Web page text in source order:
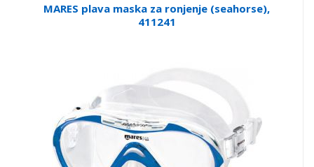
MARES plava maska za ronjenje (seahorse),
411241